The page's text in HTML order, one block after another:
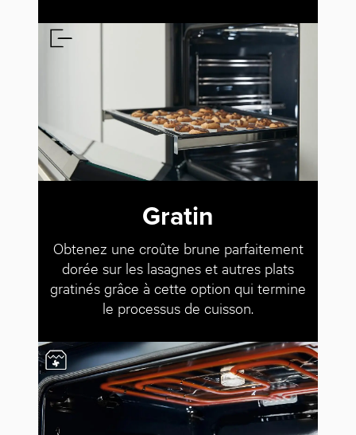
Gratin
Obtenez une croûte brune parfaitement
dorée sur les lasagnes et autres plats
gratinés grâce à cette option qui termine
le processus de cuisson.